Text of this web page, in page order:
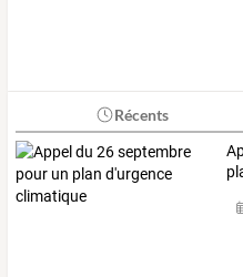
Récents